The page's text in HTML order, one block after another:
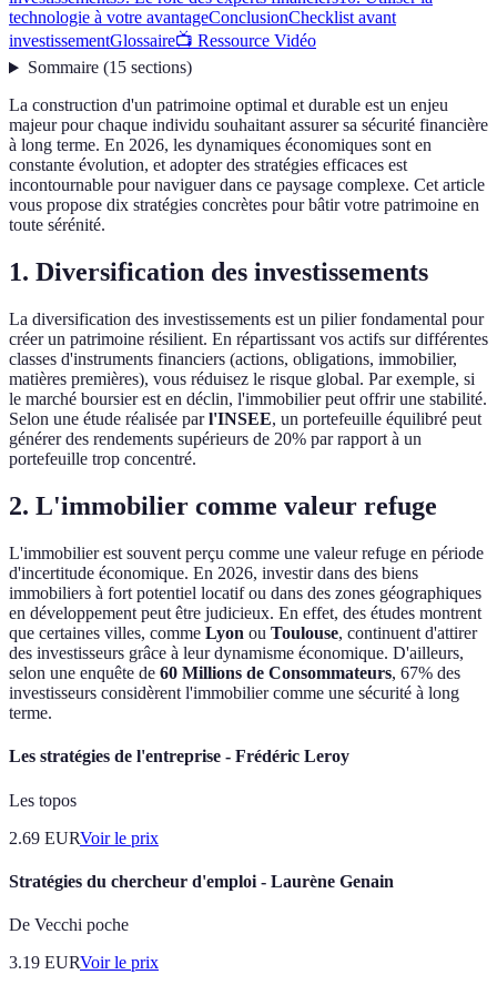
technologie à votre avantageConclusionChecklist avant
investissementGlossaire📺 Ressource Vidéo
Sommaire(15 sections)
La construction d'un patrimoine optimal et durable est un enjeu
majeur pour chaque individu souhaitant assurer sa sécurité financière
à long terme. En 2026, les dynamiques économiques sont en
constante évolution, et adopter des stratégies efficaces est
incontournable pour naviguer dans ce paysage complexe. Cet article
vous propose dix stratégies concrètes pour bâtir votre patrimoine en
toute sérénité.
1. Diversification des investissements
La diversification des investissements est un pilier fondamental pour
créer un patrimoine résilient. En répartissant vos actifs sur différentes
classes d'instruments financiers (actions, obligations, immobilier,
matières premières), vous réduisez le risque global. Par exemple, si
le marché boursier est en déclin, l'immobilier peut offrir une stabilité.
Selon une étude réalisée parl'INSEE, un portefeuille équilibré peut
générer des rendements supérieurs de 20% par rapport à un
portefeuille trop concentré.
2. L'immobilier comme valeur refuge
L'immobilier est souvent perçu comme une valeur refuge en période
d'incertitude économique. En 2026, investir dans des biens
immobiliers à fort potentiel locatif ou dans des zones géographiques
en développement peut être judicieux. En effet, des études montrent
que certaines villes, comme Lyon ou Toulouse, continuent d'attirer
des investisseurs grâce à leur dynamisme économique. D'ailleurs,
selon une enquête de 60 Millions de Consommateurs, 67% des
investisseurs considèrent l'immobilier comme une sécurité à long
terme.
Les stratégies de l'entreprise - Frédéric Leroy
Les topos
2.69 EURVoir le prix
Stratégies du chercheur d'emploi - Laurène Genain
De Vecchi poche
3.19 EURVoir le prix